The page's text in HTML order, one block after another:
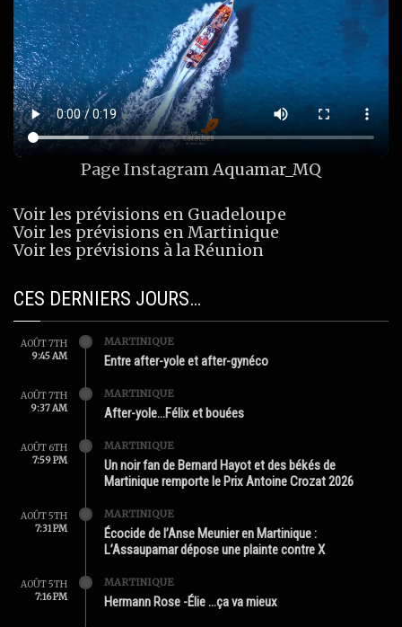
Page InstagramAquamar_MQ
Voir les prévisions en Guadeloupe
Voir les prévisions en Martinique
Voir les prévisions à la Réunion
CES DERNIERS JOURS…
AOÛT 7TH
9:45 AM
MARTINIQUE
Entre after-yole et after-gynéco
AOÛT 7TH
9:37 AM
MARTINIQUE
After-yole…Félix et bouées
AOÛT 6TH
7:59 PM
MARTINIQUE
Un noir fan de Bernard Hayot et des békés de
Martinique remporte le Prix Antoine Crozat 2026
AOÛT 5TH
7:31 PM
MARTINIQUE
Écocide de l’Anse Meunier en Martinique :
L’Assaupamar dépose une plainte contre X
AOÛT 5TH
7:16 PM
MARTINIQUE
Hermann Rose -Élie …ça va mieux